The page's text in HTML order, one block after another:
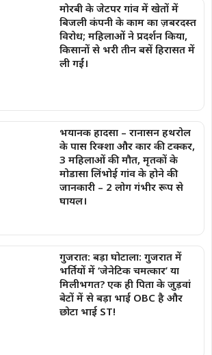
मोरबी के जेटपर गांव में खेतों में
बिजली कंपनी के काम का ज़बरदस्त
विरोध; महिलाओं ने प्रदर्शन किया,
किसानों से भरी तीन बसें हिरासत में
ली गईं।
भयानक हादसा – रानासन हथरोल
के पास रिक्शा और कार की टक्कर,
3 महिलाओं की मौत, मृतकों के
मोडासा लिंभोई गांव के होने की
जानकारी – 2 लोग गंभीर रूप से
घायल।
गुजरात: बड़ा घोटाला: गुजरात में
भर्तियों में ‘जेनेटिक चमत्कार’ या
मिलीभगत? एक ही पिता के जुड़वां
बेटों में से बड़ा भाई OBC है और
छोटा भाई ST!